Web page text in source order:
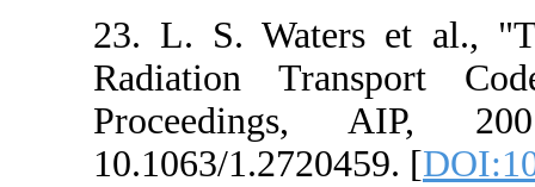
23. L. S.
Radiation
10.1063/